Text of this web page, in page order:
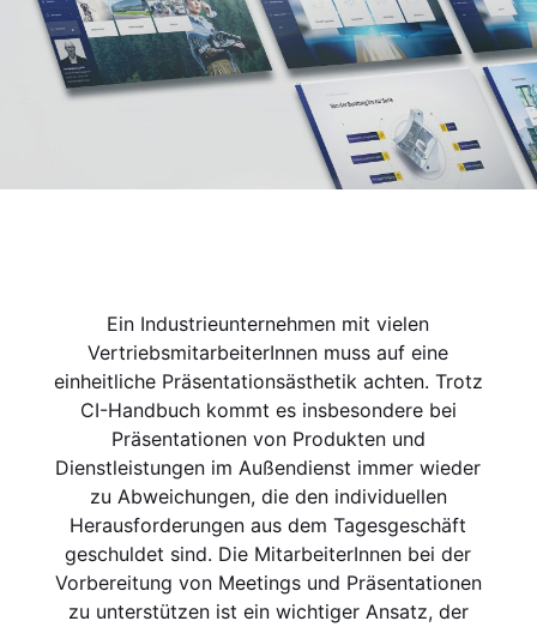
Ein Industrieunternehmen mit vielen
VertriebsmitarbeiterInnen muss auf eine
einheitliche Präsentationsästhetik achten. Trotz
CI-Handbuch kommt es insbesondere bei
Präsentationen von Produkten und
Dienstleistungen im Außendienst immer wieder
zu Abweichungen, die den individuellen
Herausforderungen aus dem Tagesgeschäft
geschuldet sind. Die MitarbeiterInnen bei der
Vorbereitung von Meetings und Präsentationen
zu unterstützen ist ein wichtiger Ansatz, der